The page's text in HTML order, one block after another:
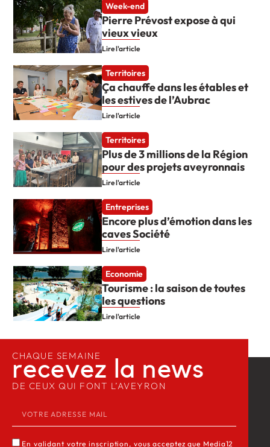
Week-end
Pierre Prévost expose à qui
vieux vieux
Lire l'article
Territoires
Ça chauffe dans les étables et
les estives de l’Aubrac
Lire l'article
Territoires
Plus de 3 millions de la Région
pour des projets aveyronnais
Lire l'article
Entreprises
Encore plus d’émotion dans les
caves Société
Lire l'article
Economie
Tourisme : la saison de toutes
les questions
Lire l'article
CHAQUE SEMAINE
recevez la news​
DE CEUX QUI FONT L’AVEYRON
En validant votre inscription, vous acceptez que Media12